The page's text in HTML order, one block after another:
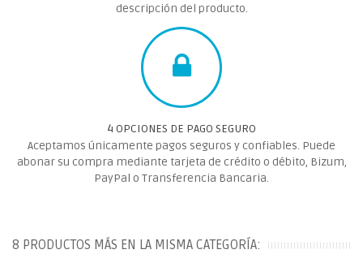
descripción del producto.
4 OPCIONES DE PAGO SEGURO
Aceptamos únicamente pagos seguros y confiables. Puede
abonar su compra mediante tarjeta de crédito o débito, Bizum,
PayPal o Transferencia Bancaria.
8 PRODUCTOS MÁS EN LA MISMA CATEGORÍA: